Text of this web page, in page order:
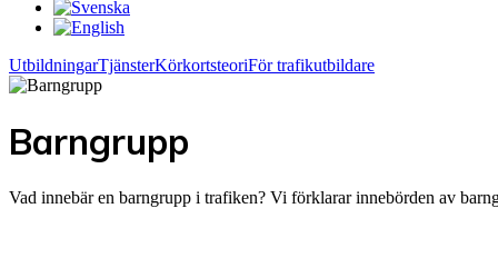
UtbildningarTjänsterKörkortsteoriFör trafikutbildare
Barngrupp
Vad innebär en barngrupp i trafiken? Vi förklarar innebörden av